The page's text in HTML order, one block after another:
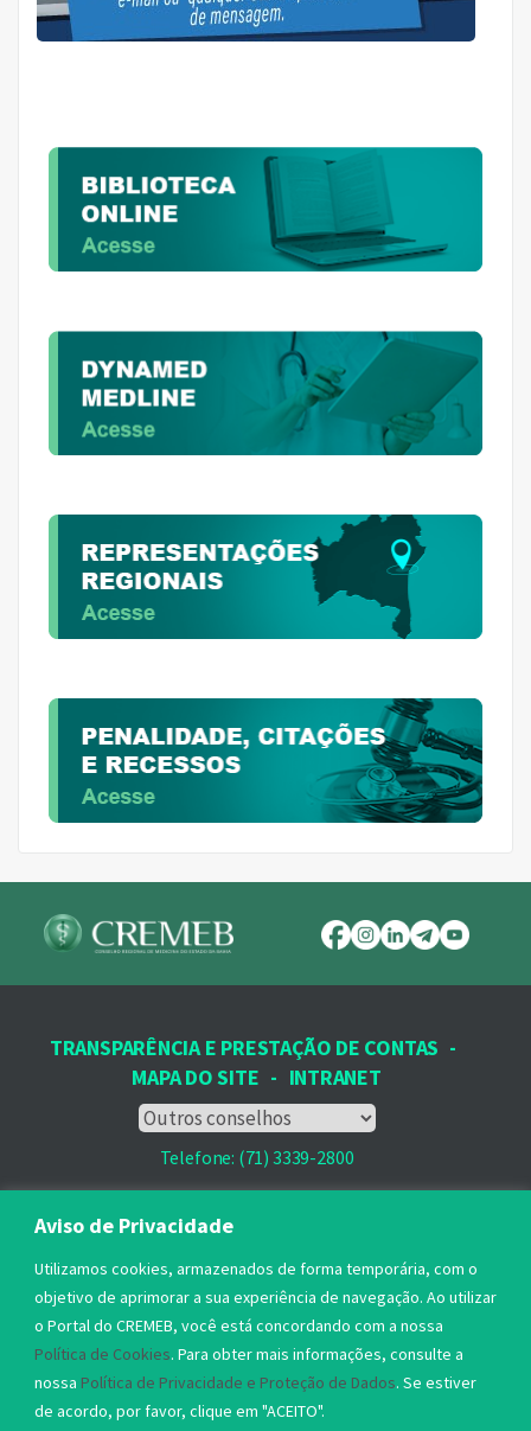
Aviso de Privacidade
Utilizamos cookies, armazenados de forma temporária, com o
objetivo de aprimorar a sua experiência de navegação. Ao utilizar
o Portal do CREMEB, você está concordando com a nossa
Política de Cookies. Para obter mais informações, consulte a
nossa Política de Privacidade e Proteção de Dados. Se estiver
de acordo, por favor, clique em "ACEITO".
Telefone: (71) 3339-2800
Email: protocolo@cremeb.org.br
Rua Dr. José Peroba, 251 - Stiep,
Salvador, BA - CEP: 41.770-235,
Horário de Atendimento: 8h às 17h
TRANSPARÊNCIA E PRESTAÇÃO DE CONTAS -
MAPA DO SITE - INTRANET